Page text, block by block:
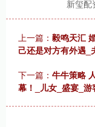
新玺配
上一篇： 毅鸣天汇
己还是对方有外遇_
下一篇： 牛牛策略
幕！_儿女_盛宴_游